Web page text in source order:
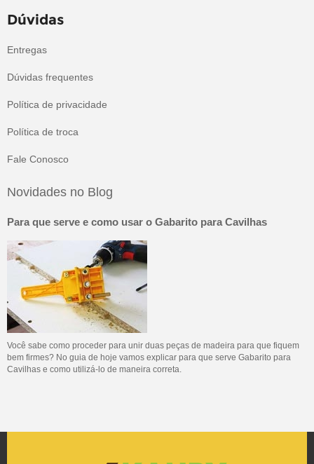
Dúvidas
Entregas
Dúvidas frequentes
Política de privacidade
Política de troca
Fale Conosco
Novidades no Blog
Para que serve e como usar o Gabarito para Cavilhas
Você sabe como proceder para unir duas peças de madeira para que fiquem
bem firmes? No guia de hoje vamos explicar para que serve Gabarito para
Cavilhas e como utilizá-lo de maneira correta.